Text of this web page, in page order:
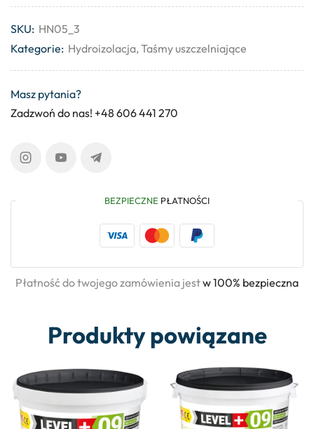
SKU: HN05_3
Kategorie: Hydroizolacja, Taśmy uszczelniające
Masz pytania?
Zadzwoń do nas! +48 606 441 270
BEZPIECZNE PŁATNOŚCI
Płatność do twojego zamówienia jestw 100% bezpieczna
Produkty powiązane